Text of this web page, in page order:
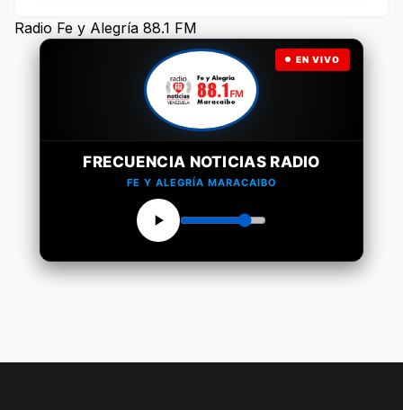
Radio Fe y Alegría 88.1 FM
EN VIVO
FRECUENCIA NOTICIAS RADIO
FE Y ALEGRÍA MARACAIBO